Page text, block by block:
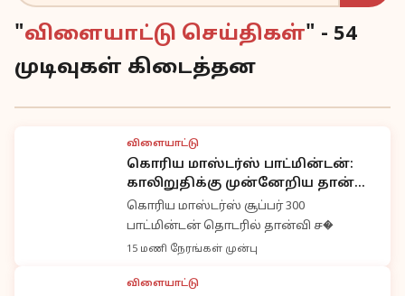
"விளையாட்டு செய்திகள்" - 54
முடிவுகள் கிடைத்தன
விளையாட்டு
கொரிய மாஸ்டர்ஸ் பாட்மின்டன்:
காலிறுதிக்கு முன்னேறிய தான்வி
சர்மா
கொரிய மாஸ்டர்ஸ் சூப்பர் 300
பாட்மின்டன் தொடரில் தான்வி ச�
15 மணி நேரங்கள் முன்பு
விளையாட்டு